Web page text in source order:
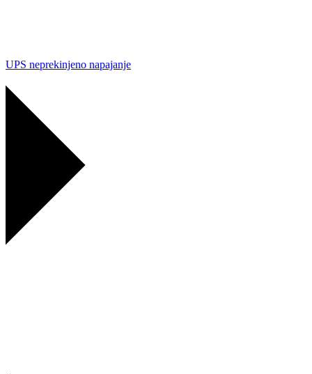
UPS neprekinjeno napajanje